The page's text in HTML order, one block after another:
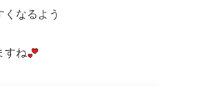
くなるよう
すね